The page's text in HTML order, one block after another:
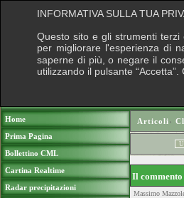
Home
Prima Pagina
Bollettino CML
Cartina Realtime
Radar precipitazioni
Articoli›
Il
Massimo
INFORMATIVA SULLA TUA
Questo sito e gli strumenti
per migliorare l'esperienza di
saperne di più, o negare il
utilizzando il pulsante